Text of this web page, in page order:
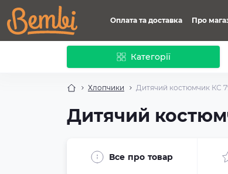
Оплата та доставка Про
Категорії
Хлопчики Дитячий костюмчик КС
Дитячий
Все про товар